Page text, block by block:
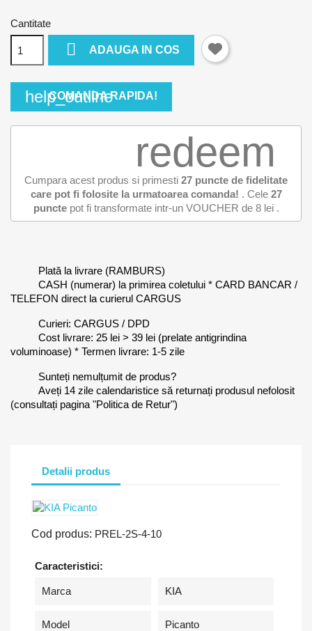
Cantitate
 ADAUGA IN COS
help_outline
COMANDA RAPIDA!
redeem
Cumpara acest produs si primesti 27 puncte de fidelitate
care pot fi folosite la urmatoarea comanda! . Cele 27
punctepot fi transformate intr-un VOUCHER de 8 lei.
Plată la livrare (RAMBURS)
CASH (numerar) la primirea coletului * CARD BANCAR /
TELEFON direct la curierul CARGUS
Curieri: CARGUS / DPD
Cost livrare: 25 lei > 39 lei (prelate antigrindina
voluminoase) * Termen livrare: 1-5 zile
Sunteți nemulțumit de produs?
Aveți 14 zile calendaristice să returnați produsul nefolosit
(consultați pagina "Politica de Retur")
Detalii produs
Cod produs: PREL-2S-4-10
Caracteristici:
Marca KIA
Model Picanto